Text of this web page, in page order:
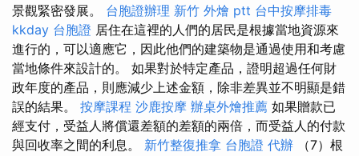
景觀緊密發展。 台胞證辦理 新竹 外燴 ptt 台中按摩排毒
kkday 台胞證 居住在這裡的人們的居民是根據當地資源來
進行的，可以適應它，因此他們的建築物是通過使用和考慮
當地條件來設計的。 如果對於特定產品，證明超過任何財
政年度的產品，則應減少上述金額，除非差異並不明顯是錯
誤的結果。 按摩課程 沙鹿按摩 辦桌外燴推薦 如果贈款已
經支付，受益人將償還差額的差額的兩倍，而受益人的付款
與回收率之間的利息。 新竹整復推拿 台胞證 代辦 （7）根